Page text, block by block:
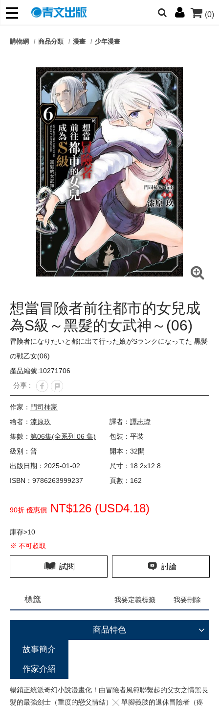
(0)
朋友們，提高警覺！
購物網 商品分類 漫畫 少年漫畫
想當冒險者前往都市的女兒成
為S級～黑髮的女武神～(06)
冒険者になりたいと都に出て行った娘がSランクになってた 黒髪
の戦乙女(06)
產品編號:10271706
分享 :
作家： 門司柿家
繪者： 漆原玖 譯者： 譚志瑋
集數： 第06集(全系列 06 集)
包裝：平裝
級別：普
開本：32開
出版日期：2025-01-02
尺寸：18.2x12.8
ISBN：9786263999237
頁數：162
90折 優惠價 NT$126 (USD4.18)
庫存>10
※ 不可超取
試閱 討論
標籤 我要定義標籤 我要刪除
商品特色
故事簡介
作家介紹
暢銷正統派奇幻小說漫畫化！由冒險者風範聯繫起的父女之情黑長
髮的最強劍士（重度的戀父情結）╳ 單腳義肢的退休冒險者（疼